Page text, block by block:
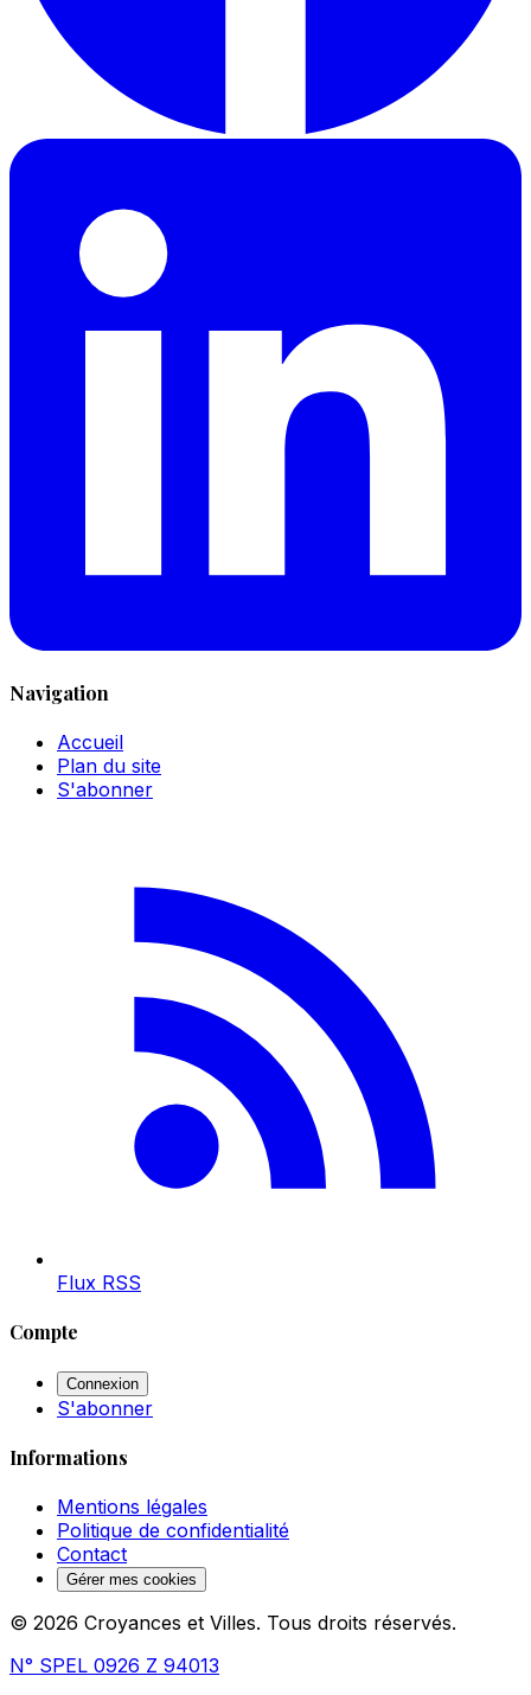
Navigation
Accueil
Plan du site
S'abonner
Flux RSS
Compte
Connexion
S'abonner
Informations
Mentions légales
Politique de confidentialité
Contact
Gérer mes cookies
© 2026 Croyances et Villes. Tous droits réservés.
N° SPEL 0926 Z 94013